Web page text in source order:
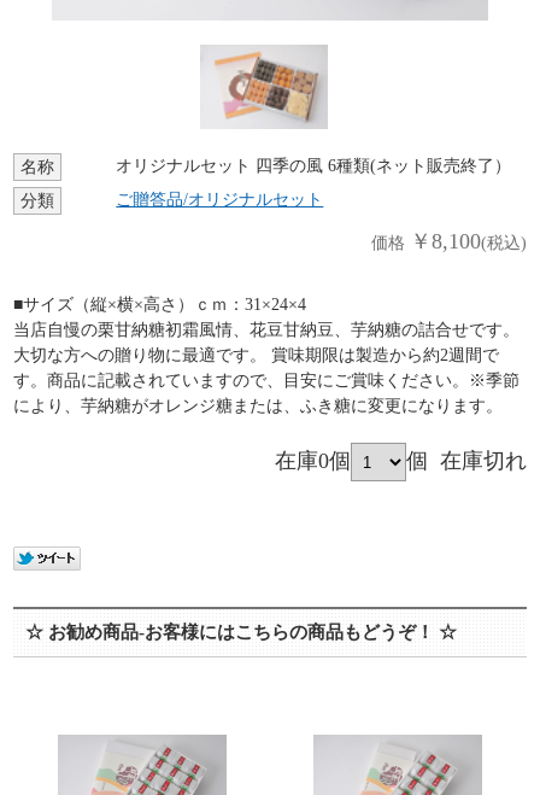
名称
オリジナルセット 四季の風 6種類(ネット販売終了）
分類
ご贈答品/オリジナルセット
価格 ￥8,100(税込)
■サイズ（縦×横×高さ）ｃｍ：31×24×4
当店自慢の栗甘納糖初霜風情、花豆甘納豆、芋納糖の詰合せです。
大切な方への贈り物に最適です。 賞味期限は製造から約2週間で
す。商品に記載されていますので、目安にご賞味ください。※季節
により、芋納糖がオレンジ糖または、ふき糖に変更になります。
在庫0個 個 在庫切れ
☆ お勧め商品-お客様にはこちらの商品もどうぞ！ ☆